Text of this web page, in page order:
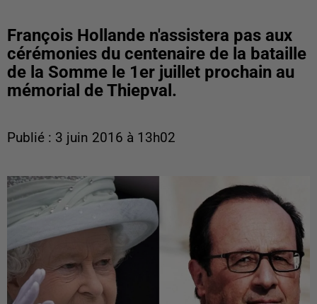
François Hollande n'assistera pas aux
cérémonies du centenaire de la bataille
de la Somme le 1er juillet prochain au
mémorial de Thiepval.
Publié : 3 juin 2016 à 13h02